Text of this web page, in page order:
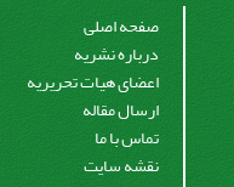
صفحه اصلی
درباره نشریه
اعضای هیات تحریریه
ارسال مقاله
تماس با ما
نقشه سایت